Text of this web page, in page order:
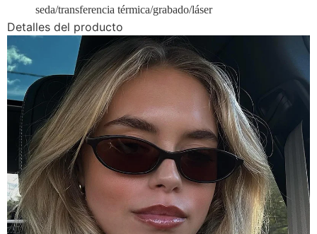
seda/transferencia térmica/grabado/láser
Detalles del producto